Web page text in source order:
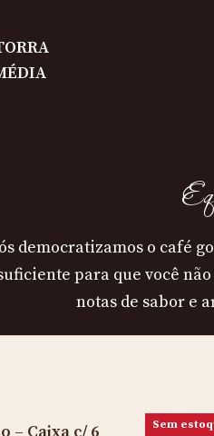
democratizamos o café
para que você
notas de sabor e
Sem